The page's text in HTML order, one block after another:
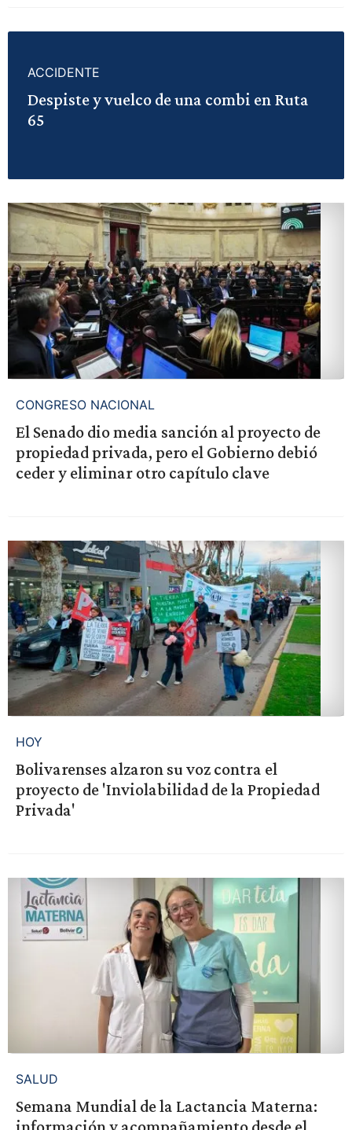
ACCIDENTE
Despiste y vuelco de una combi en Ruta
65
CONGRESO NACIONAL
El Senado dio media sanción al proyecto de
propiedad privada, pero el Gobierno debió
ceder y eliminar otro capítulo clave
HOY
Bolivarenses alzaron su voz contra el
proyecto de 'Inviolabilidad de la Propiedad
Privada'
SALUD
Semana Mundial de la Lactancia Materna: